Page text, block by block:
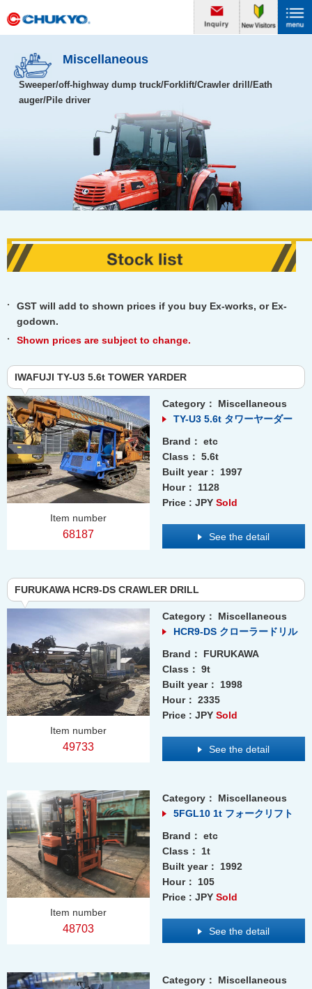
Miscellaneous
Sweeper/off-highway dump truck/Forklift/Crawler drill/Eath
auger/Pile driver
GST will add to shown prices if you buy Ex-works, or Ex-
godown.
Shown prices are subject to change.
IWAFUJI TY-U3 5.6t TOWER YARDER
Item number
68187
Category：
Miscellaneous
TY-U3 5.6t タワーヤーダー
Brand： etc
Class： 5.6t
Built year：
1997
Hour：
1128
Price : JPY Sold
See the detail
FURUKAWA HCR9-DS CRAWLER DRILL
Item number
49733
Category：
Miscellaneous
HCR9-DS クローラードリル
Brand：
FURUKAWA
Class： 9t
Built year：
1998
Hour： 2335
Price : JPY Sold
See the detail
Item number
48703
Category：
Miscellaneous
5FGL10 1t フォークリフト
Brand： etc
Class：
1t
Built year：
1992
Hour：
105
Price : JPY Sold
See the detail
Category：
Miscellaneous